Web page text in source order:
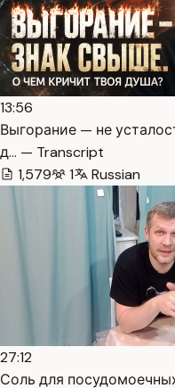
13:56
Выгорание — не
д… — Transcript
1,579
1 Russian
27:12
Соль для